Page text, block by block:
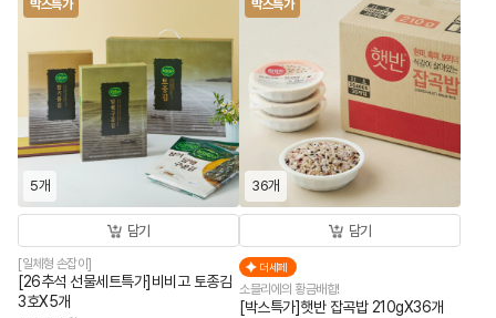
박스특가
5개
담기
[일체형 손잡이]
[26추석 선물세트특가]비비고 토종김
3호X5개
박스특가
36개
담기
더세페
소믈리에의 황금배합!
[박스특가]햇반 잡곡밥 210gX36개